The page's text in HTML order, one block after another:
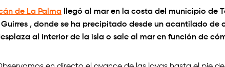
de La Palma llegó al mar en la costa del municipio de
, donde se ha precipitado desde un acantilado
al interior de la isla o sale al mar en función de